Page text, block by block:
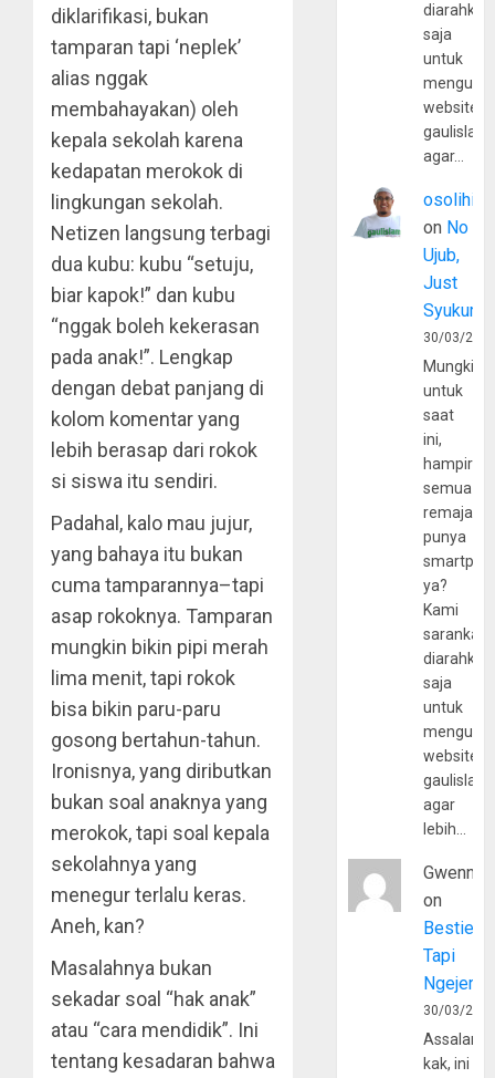
diklarifikasi, bukan
tamparan tapi ‘neplek’
alias nggak
membahayakan) oleh
kepala sekolah karena
kedapatan merokok di
lingkungan sekolah.
Netizen langsung terbagi
dua kubu: kubu “setuju,
biar kapok!” dan kubu
“nggak boleh kekerasan
pada anak!”. Lengkap
dengan debat panjang di
kolom komentar yang
lebih berasap dari rokok
si siswa itu sendiri.
Padahal, kalo mau jujur,
yang bahaya itu bukan
cuma tamparannya–tapi
asap rokoknya. Tamparan
mungkin bikin pipi merah
lima menit, tapi rokok
bisa bikin paru-paru
gosong bertahun-tahun.
Ironisnya, yang diributkan
bukan soal anaknya yang
merokok, tapi soal kepala
sekolahnya yang
menegur terlalu keras.
Aneh, kan?
Masalahnya bukan
sekadar soal “hak anak”
atau “cara mendidik”. Ini
tentang kesadaran bahwa
diarahkan
saja
untuk
website
agar…
osolihin
on No
Ujub,
Just
Syukur
30/03/
Mungkin
untuk
saat
ini,
hampir
semua
remaja
punya
ya?
Kami
sarankan,
diarahkan
saja
untuk
website
agar
lebih…
Gwenny
on
Bestie
Tapi
30/03/
kak, ini